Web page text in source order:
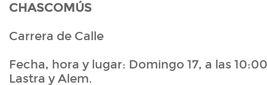
CHASCOMÚS
Carrera de Calle
Fecha, hora y lugar: Domingo 17, a las
Lastra y Alem.